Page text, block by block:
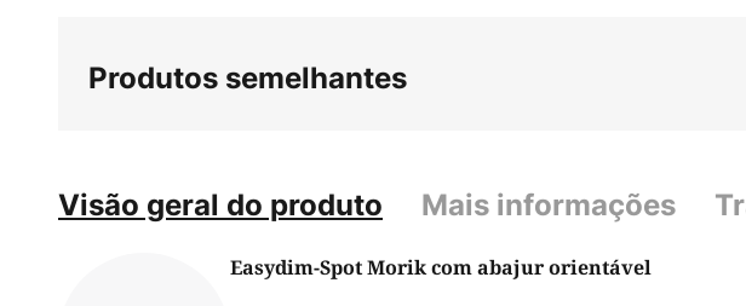
Produtos semelhantes
Visão geral do produto Mais informações
Easydim-Spot Morik com abajur orientável